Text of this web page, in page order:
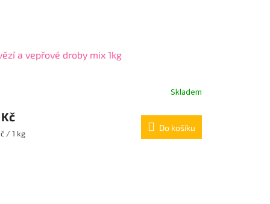
a vepřové droby mix 1kg
Skladem
/ 1 kg
Do košíku